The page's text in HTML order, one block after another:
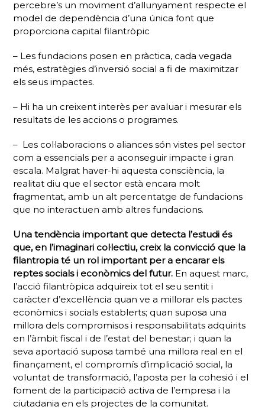
percebre’s un moviment d’allunyament respecte el
model de dependència d’una única font que
proporciona capital filantròpic
– Les fundacions posen en pràctica, cada vegada
més, estratègies d’inversió social a fi de maximitzar
els seus impactes.
– Hi ha un creixent interès per avaluar i mesurar els
resultats de les accions o programes.
– Les col·laboracions o aliances són vistes pel sector
com a essencials per a aconseguir impacte i gran
escala. Malgrat haver-hi aquesta consciència, la
realitat diu que el sector està encara molt
fragmentat, amb un alt percentatge de fundacions
que no interactuen amb altres fundacions.
Una tendència important que detecta l’estudi és
que, en l’imaginari col·lectiu, creix la convicció que la
filantropia té un rol important per a encarar els
reptes socials i econòmics del futur. En aquest marc,
l’acció filantròpica adquireix tot el seu sentit i
caràcter d’excel·lència quan ve a millorar els pactes
econòmics i socials establerts; quan suposa una
millora dels compromisos i responsabilitats adquirits
en l’àmbit fiscal i de l’estat del benestar; i quan la
seva aportació suposa també una millora real en el
finançament, el compromís d’implicació social, la
voluntat de transformació, l’aposta per la cohesió i el
foment de la participació activa de l’empresa i la
ciutadania en els projectes de la comunitat.